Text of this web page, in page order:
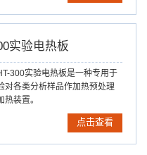
实验电热板
300实验电热板是一种专用于
对各类分析样品作加热预处理
热装置。
点击查看